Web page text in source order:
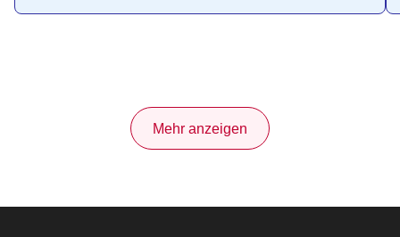
Mehr anzeigen